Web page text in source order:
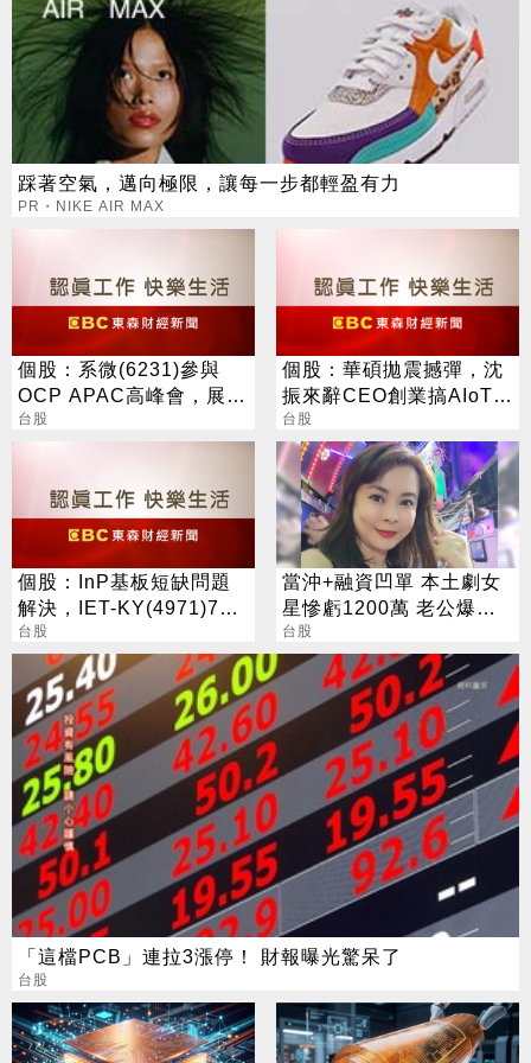
踩著空氣，邁向極限，讓每一步都輕盈有力
PR・NIKE AIR MAX
個股：系微(6231)參與
OCP APAC高峰會，展示
OpenBMC中AI機櫃遙測
台股
個股：華碩拋震撼彈，沈
振來辭CEO創業搞AIoT，
手機認賠62億，Q4轉虧
台股
個股：InP基板短缺問題
解決，IET-KY(4971)7月
營收1.05億元，重拾成長
動能
台股
當沖+融資凹單 本土劇女
星慘虧1200萬 老公爆
氣：妳快把家毀了
台股
「這檔PCB」連拉3漲停！ 財報曝光驚呆了
台股